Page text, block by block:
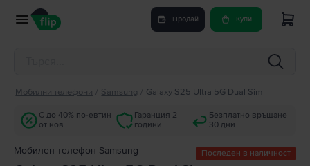
Продай Купи
Мобилни телефони Samsung Galaxy S25 Ultra 5G Dual Sim
С до 40% по-евтин
от нов
Гаранция 2
години
Безплатно връщане
30 дни
Мобилен телефон Samsung Последен в наличност